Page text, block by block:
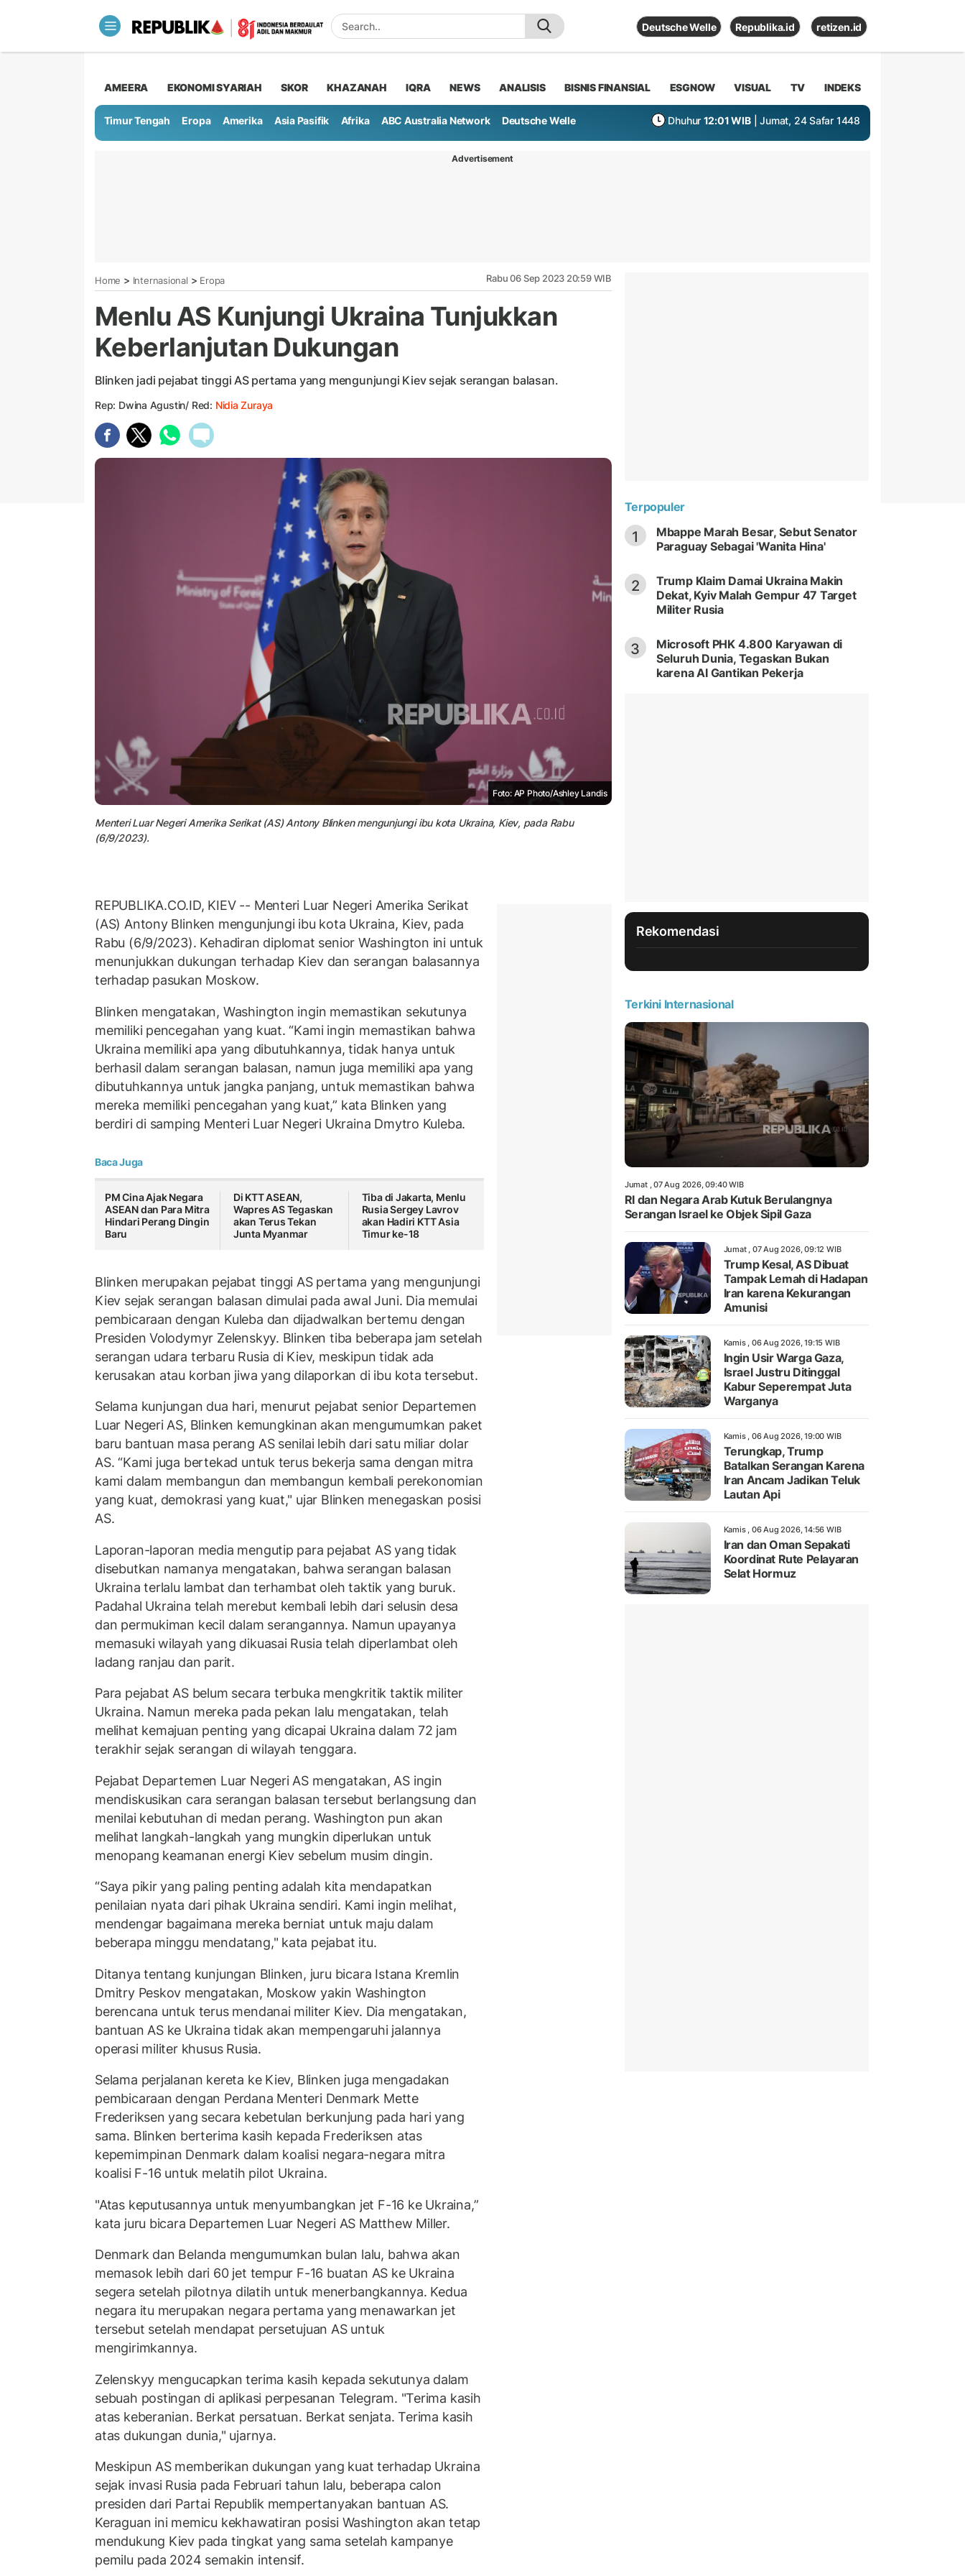
Deutsche Welle Republika.id retizen.id
AMEERA EKONOMI SYARIAH SKOR KHAZANAH IQRA NEWS ANALISIS BISNIS FINANSIAL ESGNOW VISUAL TV INDEKS
Timur Tengah Eropa Amerika Asia Pasifik Afrika ABC Australia Network Deutsche Welle Dhuhur 12:01 WIB | Jumat, 24 Safar 1448
Advertisement
Home > Internasional > Eropa Rabu 06 Sep 2023 20:59 WIB
Menlu AS Kunjungi Ukraina Tunjukkan
Keberlanjutan Dukungan
Blinken jadi pejabat tinggi AS pertama yang mengunjungi Kiev sejak serangan balasan.
Rep: Dwina Agustin/ Red: Nidia Zuraya
Foto: AP Photo/Ashley Landis
Menteri Luar Negeri Amerika Serikat (AS) Antony Blinken mengunjungi ibu kota Ukraina, Kiev, pada Rabu
(6/9/2023).
REPUBLIKA.CO.ID, KIEV -- Menteri Luar Negeri Amerika Serikat
(AS) Antony Blinken mengunjungi ibu kota Ukraina, Kiev, pada
Rabu (6/9/2023). Kehadiran diplomat senior Washington ini untuk
menunjukkan dukungan terhadap Kiev dan serangan balasannya
terhadap pasukan Moskow.
Blinken mengatakan, Washington ingin memastikan sekutunya
memiliki pencegahan yang kuat. “Kami ingin memastikan bahwa
Ukraina memiliki apa yang dibutuhkannya, tidak hanya untuk
berhasil dalam serangan balasan, namun juga memiliki apa yang
dibutuhkannya untuk jangka panjang, untuk memastikan bahwa
mereka memiliki pencegahan yang kuat,” kata Blinken yang
berdiri di samping Menteri Luar Negeri Ukraina Dmytro Kuleba.
Baca Juga
PM Cina Ajak Negara
ASEAN dan Para Mitra
Hindari Perang Dingin
Baru
Di KTT ASEAN,
Wapres AS Tegaskan
akan Terus Tekan
Junta Myanmar
Tiba di Jakarta, Menlu
Rusia Sergey Lavrov
akan Hadiri KTT Asia
Timur ke-18
Blinken merupakan pejabat tinggi AS pertama yang mengunjungi
Kiev sejak serangan balasan dimulai pada awal Juni. Dia memulai
pembicaraan dengan Kuleba dan dijadwalkan bertemu dengan
Presiden Volodymyr Zelenskyy. Blinken tiba beberapa jam setelah
serangan udara terbaru Rusia di Kiev, meskipun tidak ada
kerusakan atau korban jiwa yang dilaporkan di ibu kota tersebut.
Selama kunjungan dua hari, menurut pejabat senior Departemen
Luar Negeri AS, Blinken kemungkinan akan mengumumkan paket
baru bantuan masa perang AS senilai lebih dari satu miliar dolar
AS. “Kami juga bertekad untuk terus bekerja sama dengan mitra
kami dalam membangun dan membangun kembali perekonomian
yang kuat, demokrasi yang kuat," ujar Blinken menegaskan posisi
AS.
Laporan-laporan media mengutip para pejabat AS yang tidak
disebutkan namanya mengatakan, bahwa serangan balasan
Ukraina terlalu lambat dan terhambat oleh taktik yang buruk.
Padahal Ukraina telah merebut kembali lebih dari selusin desa
dan permukiman kecil dalam serangannya. Namun upayanya
memasuki wilayah yang dikuasai Rusia telah diperlambat oleh
ladang ranjau dan parit.
Para pejabat AS belum secara terbuka mengkritik taktik militer
Ukraina. Namun mereka pada pekan lalu mengatakan, telah
melihat kemajuan penting yang dicapai Ukraina dalam 72 jam
terakhir sejak serangan di wilayah tenggara.
Pejabat Departemen Luar Negeri AS mengatakan, AS ingin
mendiskusikan cara serangan balasan tersebut berlangsung dan
menilai kebutuhan di medan perang. Washington pun akan
melihat langkah-langkah yang mungkin diperlukan untuk
menopang keamanan energi Kiev sebelum musim dingin.
“Saya pikir yang paling penting adalah kita mendapatkan
penilaian nyata dari pihak Ukraina sendiri. Kami ingin melihat,
mendengar bagaimana mereka berniat untuk maju dalam
beberapa minggu mendatang," kata pejabat itu.
Ditanya tentang kunjungan Blinken, juru bicara Istana Kremlin
Dmitry Peskov mengatakan, Moskow yakin Washington
berencana untuk terus mendanai militer Kiev. Dia mengatakan,
bantuan AS ke Ukraina tidak akan mempengaruhi jalannya
operasi militer khusus Rusia.
Selama perjalanan kereta ke Kiev, Blinken juga mengadakan
pembicaraan dengan Perdana Menteri Denmark Mette
Frederiksen yang secara kebetulan berkunjung pada hari yang
sama. Blinken berterima kasih kepada Frederiksen atas
kepemimpinan Denmark dalam koalisi negara-negara mitra
koalisi F-16 untuk melatih pilot Ukraina.
"Atas keputusannya untuk menyumbangkan jet F-16 ke Ukraina,”
kata juru bicara Departemen Luar Negeri AS Matthew Miller.
Denmark dan Belanda mengumumkan bulan lalu, bahwa akan
memasok lebih dari 60 jet tempur F-16 buatan AS ke Ukraina
segera setelah pilotnya dilatih untuk menerbangkannya. Kedua
negara itu merupakan negara pertama yang menawarkan jet
tersebut setelah mendapat persetujuan AS untuk
mengirimkannya.
Zelenskyy mengucapkan terima kasih kepada sekutunya dalam
sebuah postingan di aplikasi perpesanan Telegram. "Terima kasih
atas keberanian. Berkat persatuan. Berkat senjata. Terima kasih
atas dukungan dunia," ujarnya.
Meskipun AS memberikan dukungan yang kuat terhadap Ukraina
sejak invasi Rusia pada Februari tahun lalu, beberapa calon
presiden dari Partai Republik mempertanyakan bantuan AS.
Keraguan ini memicu kekhawatiran posisi Washington akan tetap
mendukung Kiev pada tingkat yang sama setelah kampanye
pemilu pada 2024 semakin intensif.
Terpopuler
1
Mbappe Marah Besar, Sebut Senator
Paraguay Sebagai 'Wanita Hina'
2
Trump Klaim Damai Ukraina Makin
Dekat, Kyiv Malah Gempur 47 Target
Militer Rusia
3
Microsoft PHK 4.800 Karyawan di
Seluruh Dunia, Tegaskan Bukan
karena AI Gantikan Pekerja
Rekomendasi
Terkini Internasional
Jumat , 07 Aug 2026, 09:40 WIB
RI dan Negara Arab Kutuk Berulangnya
Serangan Israel ke Objek Sipil Gaza
Jumat , 07 Aug 2026, 09:12 WIB
Trump Kesal, AS Dibuat
Tampak Lemah di Hadapan
Iran karena Kekurangan
Amunisi
Kamis , 06 Aug 2026, 19:15 WIB
Ingin Usir Warga Gaza,
Israel Justru Ditinggal
Kabur Seperempat Juta
Warganya
Kamis , 06 Aug 2026, 19:00 WIB
Terungkap, Trump
Batalkan Serangan Karena
Iran Ancam Jadikan Teluk
Lautan Api
Kamis , 06 Aug 2026, 14:56 WIB
Iran dan Oman Sepakati
Koordinat Rute Pelayaran
Selat Hormuz